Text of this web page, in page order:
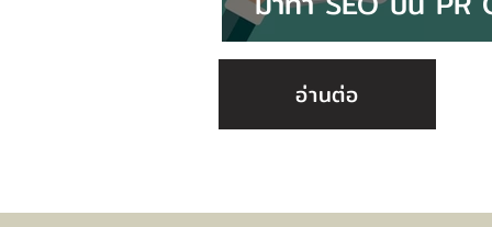
อ่านต่อ
เถอะ